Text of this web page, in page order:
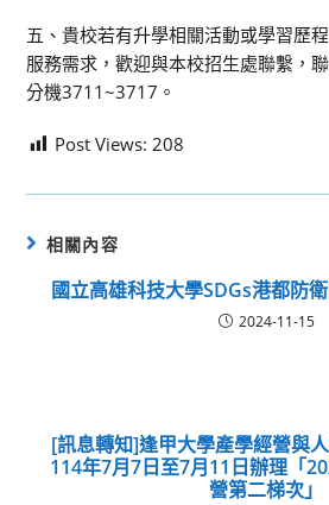
五、貴校若有升學相關活動或學習歷
服務需求，歡迎與本校招生處聯繫，
分機3711~3717。
Post Views: 208
相關內容
國立高雄科技大學SDGs港都防
2024-11-15
[訊息轉知]逢甲大學產學經營與
114年7月7日至7月11日辦理「
營第二梯次」